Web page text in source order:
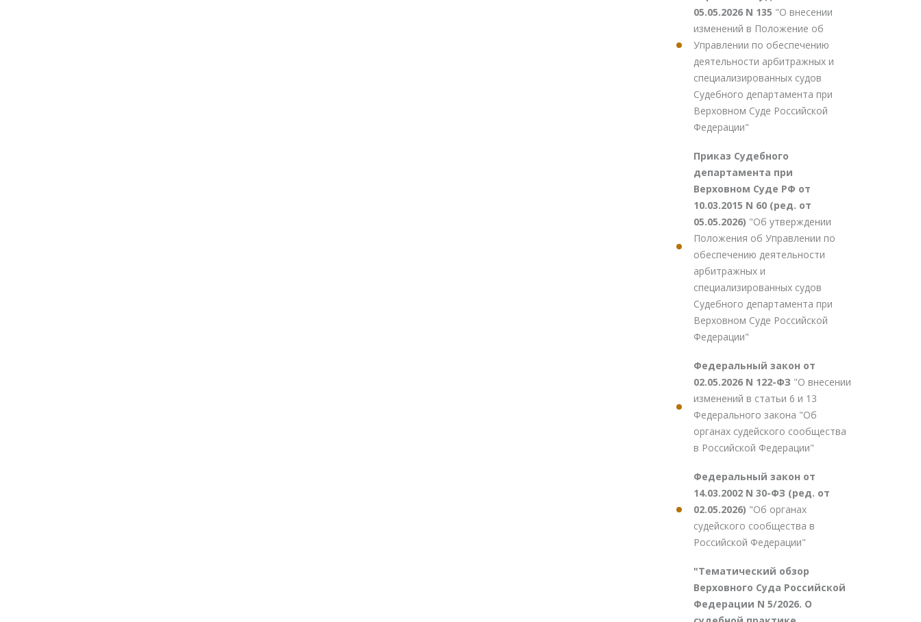
05.05.2026 N 135 "О внесении
изменений в Положение об
Управлении по обеспечению
деятельности арбитражных и
специализированных судов
Судебного департамента при
Верховном Суде Российской
Федерации"
Приказ Судебного
департамента при
Верховном Суде РФ от
10.03.2015 N 60 (ред. от
05.05.2026) "Об утверждении
Положения об Управлении по
обеспечению деятельности
арбитражных и
специализированных судов
Судебного департамента при
Верховном Суде Российской
Федерации"
Федеральный закон от
02.05.2026 N 122-ФЗ "О внесении
изменений в статьи 6 и 13
Федерального закона "Об
органах судейского сообщества
в Российской Федерации"
Федеральный закон от
14.03.2002 N 30-ФЗ (ред. от
02.05.2026) "Об органах
судейского сообщества в
Российской Федерации"
"Тематический обзор
Верховного Суда Российской
Федерации N 5/2026. О